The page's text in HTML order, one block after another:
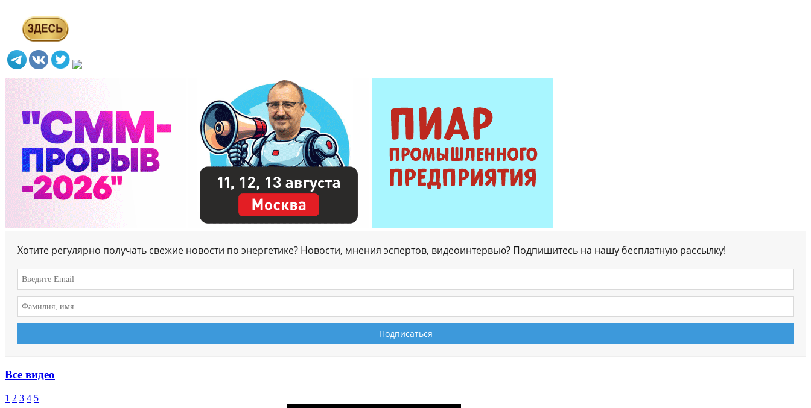
Хотите регулярно получать свежие новости по энергетике? Новости, мнения эспертов, видеоинтервью? Подпишитесь на нашу бесплатную рассылку!
Все видео
1 2 3 4 5